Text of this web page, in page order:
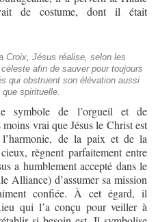
de costume, dont il était
Croix, Jésus réalise, selon les
afin de sauver pour toujours
qui obstruent son élévation aussi
spirituelle.
symbole de l’orgueil et de
moins vrai que Jésus le Christ est
de la paix et de la
règnent parfaitement entre
a humblement accepté dans le
Alliance) d’assumer sa mission
confiée. À cet égard, il
qui l’a conçu pour veiller à